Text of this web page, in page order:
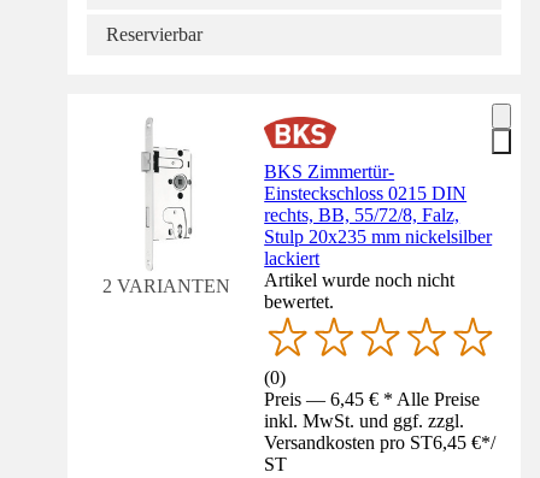
Reservierbar
2 VARIANTEN
BKS Zimmertür-
Einsteckschloss 0215 DIN
rechts, BB, 55/72/8, Falz,
Stulp 20x235 mm nickelsilber
lackiert
Artikel wurde noch nicht
bewertet.
(0)
Preis — 6,45 € * Alle Preise
inkl. MwSt. und ggf. zzgl.
Versandkosten pro ST6,45 €*/
ST